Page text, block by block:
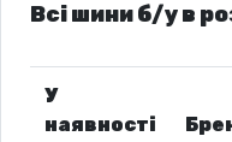
Всі шини б/у в
У
наявності